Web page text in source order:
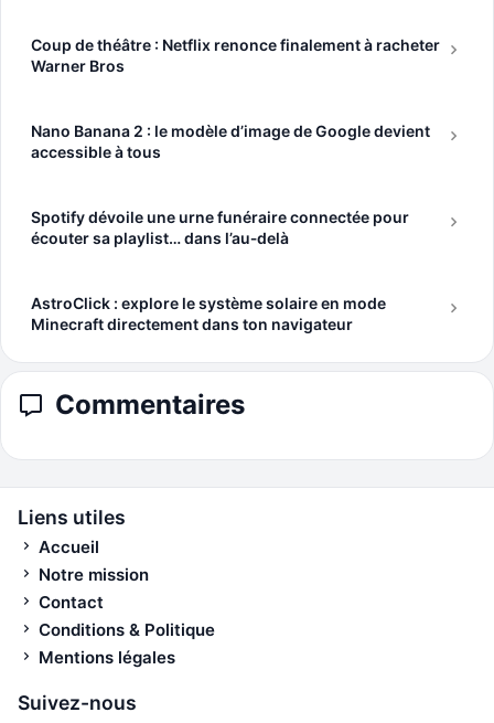
Coup de théâtre : Netflix renonce finalement à racheter
Warner Bros
Nano Banana 2 : le modèle d’image de Google devient
accessible à tous
Spotify dévoile une urne funéraire connectée pour
écouter sa playlist… dans l’au‑delà
AstroClick : explore le système solaire en mode
Minecraft directement dans ton navigateur
Commentaires
Liens utiles
Accueil
Notre mission
Contact
Conditions & Politique
Mentions légales
Suivez-nous